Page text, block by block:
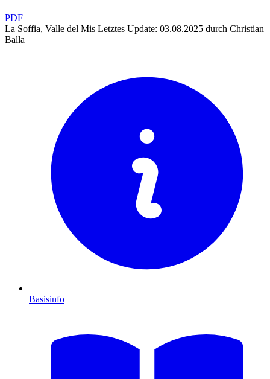
PDF
La Soffia, Valle del Mis Letztes Update: 03.08.2025 durch Christian
Balla
Basisinfo